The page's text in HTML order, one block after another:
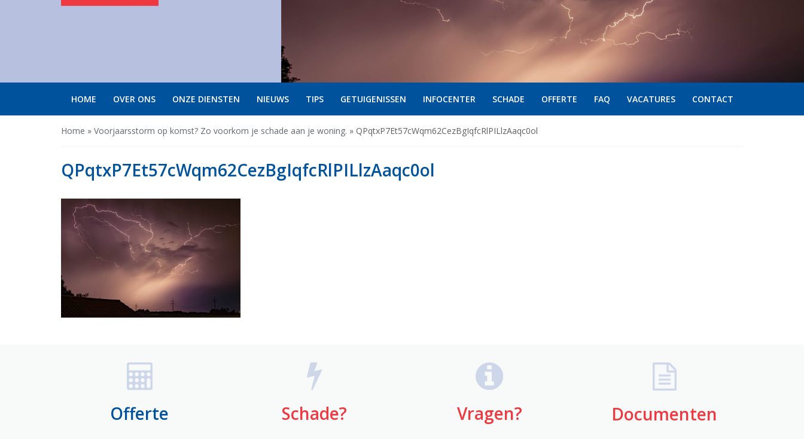
HOME OVER ONS ONZE DIENSTEN NIEUWS TIPS GETUIGENISSEN INFOCENTER SCHADE OFFERTE FAQ VACATURES CONTACT
Home » Voorjaarsstorm op komst? Zo voorkom je schade aan je woning. » QPqtxP7Et57cWqm62CezBgIqfcRlPILlzAaqc0ol
QPqtxP7Et57cWqm62CezBgIqfcRlPILlzAaqc0ol
Offerte Schade? Vragen? Documenten